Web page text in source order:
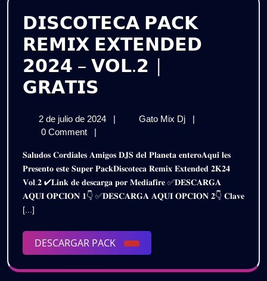
𝗗𝗜𝗦𝗖𝗢𝗧𝗘𝗖𝗔 𝗣𝗔𝗖𝗞
𝗥𝗘𝗠𝗜𝗫 𝗘𝗫𝗧𝗘𝗡𝗗𝗘𝗗
𝟮𝟬𝟮𝟰 – 𝗩𝗢𝗟.𝟮 |
𝗚𝗥𝗔𝗧𝗜𝗦
𝗥𝗘𝗠𝗜𝗫
𝗘𝗫𝗧𝗘𝗡𝗗𝗘𝗗
𝟮𝟬𝟮𝟰
–
|
𝗚𝗥𝗔𝗧𝗜𝗦
2 de julio de 2024
de
2024
| Gato Mix Dj
𝗗𝗜𝗦𝗖𝗢𝗧𝗘𝗖𝗔
𝗘𝗫𝗧𝗘𝗡𝗗𝗘𝗗
𝟮𝟬𝟮𝟰
–
𝗩𝗢𝗟.𝟮
|
0 Comment
|
𝐒𝐚𝐥𝐮𝐝𝐨𝐬 𝐂𝐨𝐫𝐝𝐢𝐚𝐥𝐞𝐬 𝐀𝐦𝐢𝐠𝐨𝐬 𝐃𝐉𝐒 𝐝𝐞𝐥 𝐏𝐥𝐚𝐧𝐞𝐭𝐚 𝐞𝐧𝐭𝐞𝐫𝐨𝐀𝐪𝐮𝐢́ 𝐥𝐞𝐬
𝐏𝐫𝐞𝐬𝐞𝐧𝐭𝐨 𝐞𝐬𝐭𝐞 𝐒𝐮𝐩𝐞𝐫 𝐏𝐚𝐜𝐤𝐃𝐢𝐬𝐜𝐨𝐭𝐞𝐜𝐚 𝐑𝐞𝐦𝐢𝐱 𝐄𝐱𝐭𝐞𝐧𝐝𝐞𝐝 𝟐𝐊𝟐𝟒
𝐕𝐨𝐥.𝟐 ✔𝐋𝐢𝐧𝐤 𝐝𝐞 𝐝𝐞𝐬𝐜𝐚𝐫𝐠𝐚 𝐩𝐨𝐫 𝐌𝐞𝐝𝐢𝐚𝐟𝐢𝐫𝐞 ✅𝐃𝐄𝐒𝐂𝐀𝐑𝐆𝐀
𝐀𝐐𝐔𝐈 𝐎𝐏𝐂𝐈𝐎𝐍 𝟏👇 ✅𝐃𝐄𝐒𝐂𝐀𝐑𝐆𝐀 𝐀𝐐𝐔𝐈 𝐎𝐏𝐂𝐈𝐎𝐍 𝟐👇 𝐂𝐥𝐚𝐯𝐞
[...]
DESCARGAR PACK
DESCARGAR
PACK